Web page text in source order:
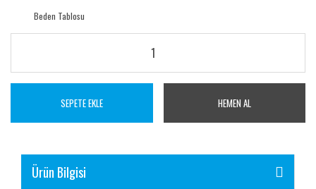
Beden Tablosu
SEPETE EKLE HEMEN AL
Ürün Bilgisi